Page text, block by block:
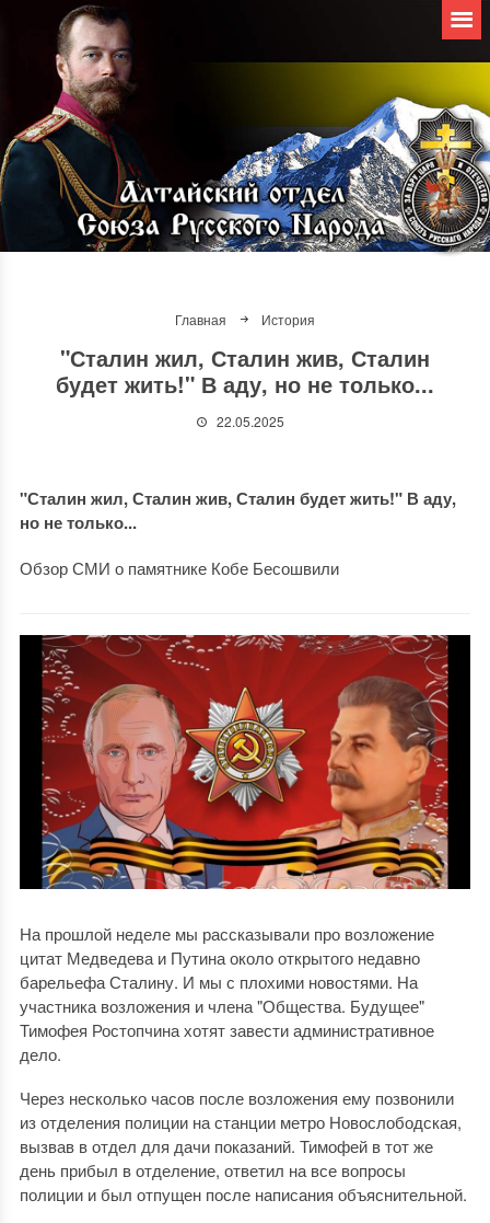
Главная История
"Сталин жил, Сталин жив, Сталин
будет жить!" В аду, но не только...
22.05.2025
"Сталин жил, Сталин жив, Сталин будет жить!" В аду,
но не только...
Обзор СМИ о памятнике Кобе Бесошвили
На прошлой неделе мы рассказывали про возложение
цитат Медведева и Путина около открытого недавно
барельефа Сталину. И мы с плохими новостями. На
участника возложения и члена "Общества. Будущее"
Тимофея Ростопчина хотят завести административное
дело.
Через несколько часов после возложения ему позвонили
из отделения полиции на станции метро Новослободская,
вызвав в отдел для дачи показаний. Тимофей в тот же
день прибыл в отделение, ответил на все вопросы
полиции и был отпущен после написания объяснительной.